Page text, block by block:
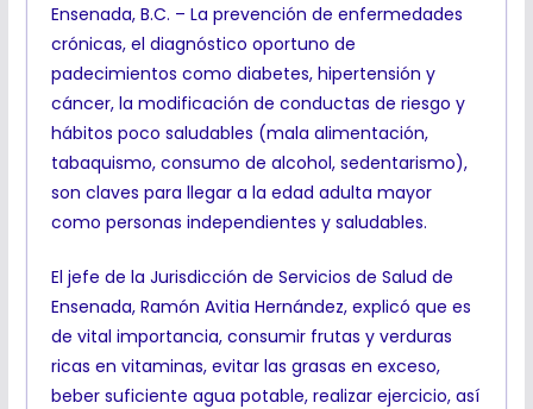
Ensenada, B.C. – La prevención de enfermedades
crónicas, el diagnóstico oportuno de
padecimientos como diabetes, hipertensión y
cáncer, la modificación de conductas de riesgo y
hábitos poco saludables (mala alimentación,
tabaquismo, consumo de alcohol, sedentarismo),
son claves para llegar a la edad adulta mayor
como personas independientes y saludables.
El jefe de la Jurisdicción de Servicios de Salud de
Ensenada, Ramón Avitia Hernández, explicó que es
de vital importancia, consumir frutas y verduras
ricas en vitaminas, evitar las grasas en exceso,
beber suficiente agua potable, realizar ejercicio, así